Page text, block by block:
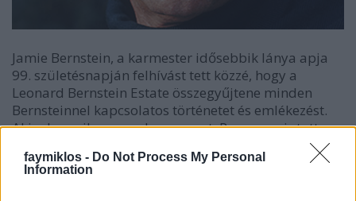
faymiklos - Do Not Process My Personal
Information
Jamie Bernstein, a karmester idősebbik lánya apja
99. születésnapján felhívást tett közzé, hogy a
Leonard Bernstein Estate összegyűjtene minden
Bernsteinnel kapcsolatos történetet és emlékezést.
Akinek van ilyene, ne legyen rest. Persze, az jutott
eszembe, hogy ezt talán nálunk is meg lehetne tenni,
és remélem a Kocsis Zoltán hagyaték őrzőinek
eszébe is jut majd, ma még mindenki meséli a